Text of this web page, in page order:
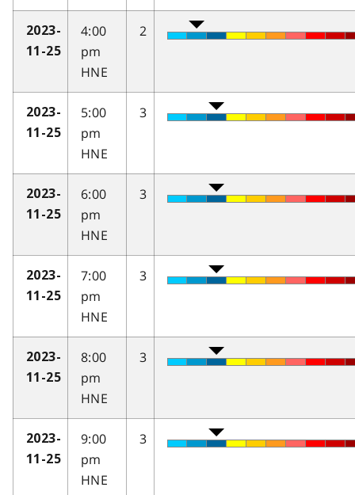
2023-
11-25
4:00
pm
HNE
2
2023-
11-25
5:00
pm
HNE
3
2023-
11-25
6:00
pm
HNE
3
2023-
11-25
7:00
pm
HNE
3
2023-
11-25
8:00
pm
HNE
3
2023-
11-25
9:00
pm
HNE
3